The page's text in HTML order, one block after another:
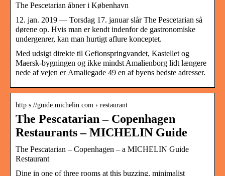
The Pescetarian åbner i København
12. jan. 2019 — Torsdag 17. januar slår The Pescetarian så
dørene op. Hvis man er kendt indenfor de gastronomiske
undergenrer, kan man hurtigt aflure konceptet.
Med udsigt direkte til Gefionspringvandet, Kastellet og
Maersk-bygningen og ikke mindst Amalienborg lidt længere
nede af vejen er Amaliegade 49 en af byens bedste adresser.
http s://guide.michelin.com › restaurant
The Pescatarian – Copenhagen
Restaurants – MICHELIN Guide
The Pescatarian – Copenhagen – a MICHELIN Guide
Restaurant
Dine in one of three rooms at this buzzing, minimalist